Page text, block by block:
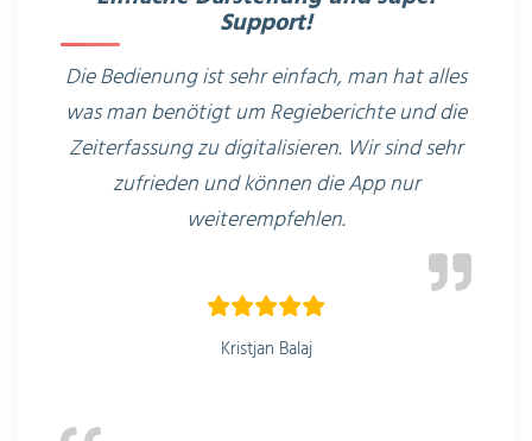
Support!
Die Bedienung ist sehr einfach, man hat alles
was man benötigt um Regieberichte und die
Zeiterfassung zu digitalisieren. Wir sind sehr
zufrieden und können die App nur
weiterempfehlen.
Kristjan Balaj